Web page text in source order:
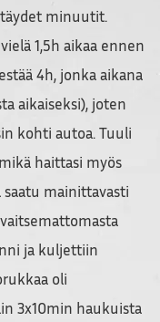
minuutit.
1,5h aikaa ennen
4h, jonka aikana
aikaiseksi), joten
kohti autoa. Tuuli
haittasi myös
mainittavasti
ja kuljettiin
oli
3x10min haukuista